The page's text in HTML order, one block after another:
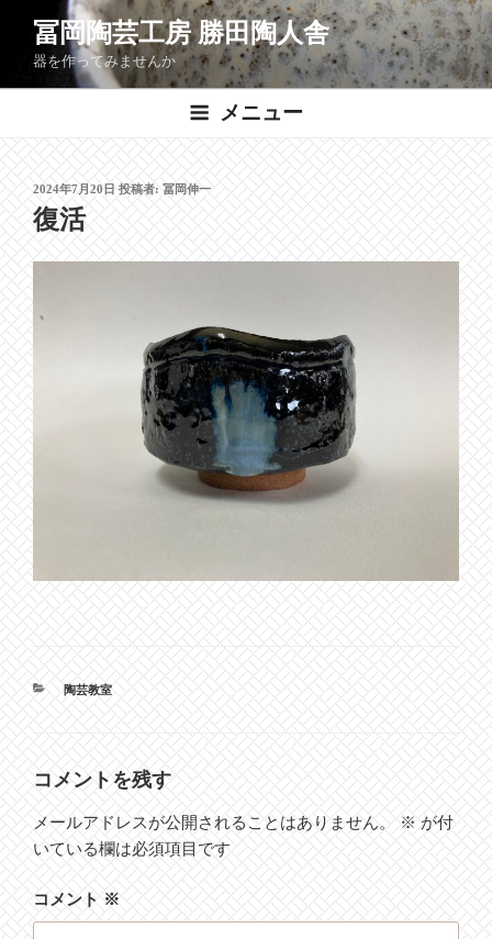
ン
へ
ス
キ
ッ
プ
冨岡陶芸工房 勝田陶人舎
器を作ってみませんか
メニュー
投
稿
日:
2024年7月20日投稿者:冨岡伸一
復活
カ
テ
ゴ
リ
ー
陶芸教室
コメントを残す
メールアドレスが公開されることはありません。 ※が付
いている欄は必須項目です
コメント※